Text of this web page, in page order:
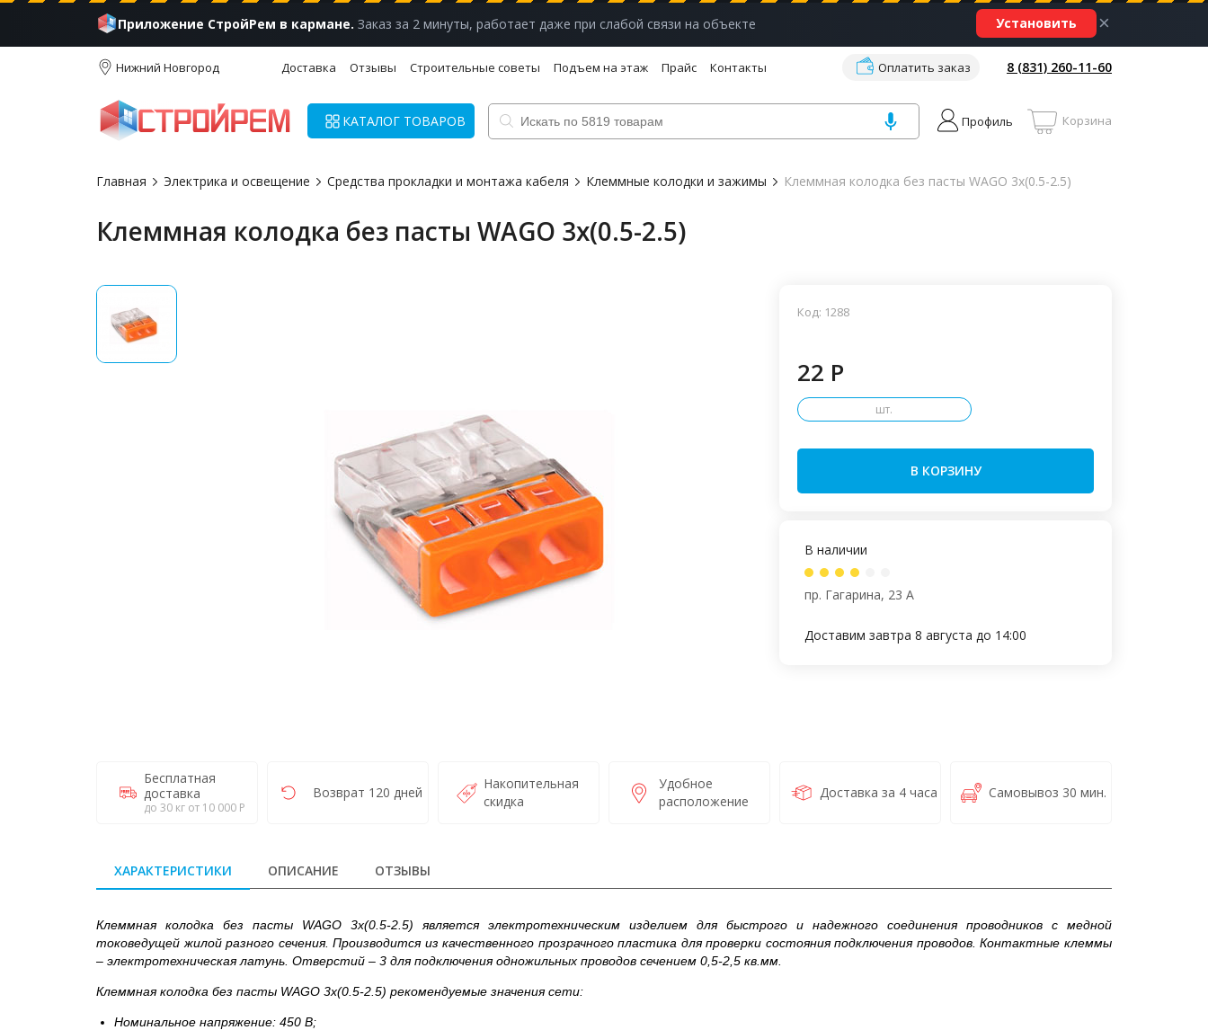
Приложение СтройРем в кармане. Заказ за 2 минуты, работает даже при слабой связи на объекте Установить ×
Нижний Новгород Доставка Отзывы Строительные советы Подъем на этаж Прайс Контакты Оплатить заказ 8 (831) 260-11-60
КАТАЛОГ ТОВАРОВ Профиль Корзина
Главная Электрика и освещение Средства прокладки и монтажа кабеля Клеммные колодки и зажимы Клеммная колодка без пасты WAGO 3х(0.5-2.5)
Клеммная колодка без пасты WAGO 3х(0.5-2.5)
Код: 1288
22 P
шт.
В КОРЗИНУ
В наличии
пр. Гагарина, 23 А
Доставим завтра 8 августа до 14:00
Бесплатная
доставка
до 30 кг от 10 000 Р
Возврат 120 дней
Накопительная
скидка
Удобное
расположение
Доставка за 4 часа Самовывоз 30 мин.
ХАРАКТЕРИСТИКИ ОПИСАНИЕ ОТЗЫВЫ
Клеммная колодка без пасты WAGO 3х(0.5-2.5) является электротехническим изделием для быстрого и надежного соединения проводников с медной
токоведущей жилой разного сечения. Производится из качественного прозрачного пластика для проверки состояния подключения проводов. Контактные клеммы
– электротехническая латунь. Отверстий – 3 для подключения одножильных проводов сечением 0,5-2,5 кв.мм.
Клеммная колодка без пасты WAGO 3х(0.5-2.5) рекомендуемые значения сети:
Номинальное напряжение: 450 В;